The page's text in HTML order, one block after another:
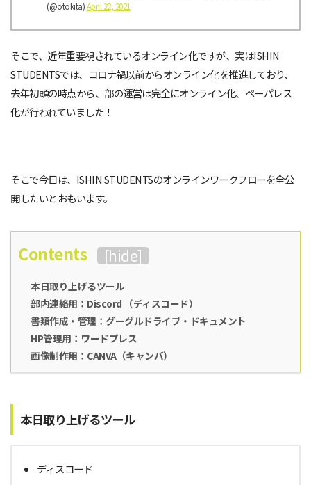
(@otokita)April 22, 2021
そこで、近年重要視されているオンライン化ですが、実はISHIN
STUDENTSでは、コロナ禍以前からオンライン化を推進しており、
去年初頭の時点から、部の運営は完全にオンライン化、ペーパレス
化が行われていました！
そこで今日は、ISHIN STUDENTSのオンラインワークフローを全公
開したいとおもいます。
Contents [hide]
本日取り上げるツール
部内連絡用：Discord （ディスコード）
書類作成・管理：グーグルドライブ・ドキュメント
HP管理用：ワードプレス
画像制作用：CANVA（キャンバ）
本日取り上げるツール
ディスコード